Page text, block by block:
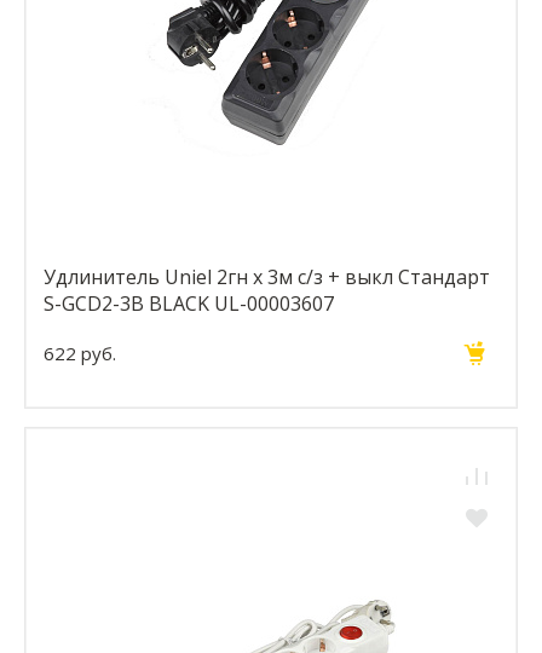
Удлинитель Uniel 2гн х 3м с/з + выкл Стандарт
S-GCD2-3B BLACK UL-00003607
622 руб.